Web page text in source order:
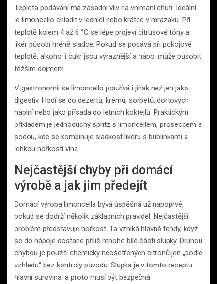
Teplota podávání má zásadní vliv na vnímání chuti. Ideální
je limoncello chladit v lednici nebo krátce v mrazáku. Při
teplotě kolem 4 až 6 °C se lépe projeví citrusové tóny a
likér působí méně sladce. Pokud se podává při pokojové
teplotě, alkohol i cukr jsou výraznější a nápoj může působit
těžším dojmem.
V gastronomii se limoncello používá i jinak než jen jako
digestiv. Hodí se do dezertů, krémů, sorbetů, dortových
náplní nebo jako přísada do letních koktejlů. Praktickým
příkladem je jednoduchý spritz s limoncellem, proseccem a
sodou, kde se kombinuje sladkost likéru s bublinkami a
lehkou hořkostí vína.
Nejčastější chyby při domácí
výrobě a jak jim předejít
Domácí výroba limoncella bývá úspěšná už napoprvé,
pokud se dodrží několik základních pravidel. Nejčastější
problém představuje hořkost. Ta vzniká hlavně tehdy, když
se do nápoje dostane příliš mnoho bílé části slupky. Druhou
chybou je použití chemicky neošetřených citronů jen „podle
vzhledu“ bez kontroly původu. Slupka je v tomto receptu
hlavní surovina, a proto musí být bezpečná.